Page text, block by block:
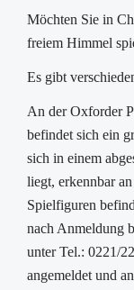
Möchten Sie in
freiem Himmel
Es gibt
An der Oxforder
befindet sich ein
sich in einem
liegt, erkennbar
Spielfiguren
nach Anmeldung
unter Tel.: 0221/
angemeldet und